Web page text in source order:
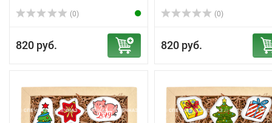
(0)
820 руб.
(0)
820 руб.